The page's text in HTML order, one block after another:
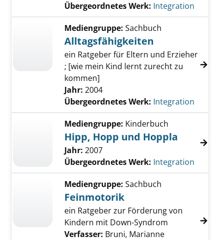
Übergeordnetes Werk: Integration
Mediengruppe: Sachbuch
Alltagsfähigkeiten
ein Ratgeber für Eltern und Erzieher
; [wie mein Kind lernt zurecht zu
kommen]
Jahr: 2004
Übergeordnetes Werk: Integration
Mediengruppe: Kinderbuch
Hipp, Hopp und Hoppla
Jahr: 2007
Übergeordnetes Werk: Integration
Mediengruppe: Sachbuch
Feinmotorik
ein Ratgeber zur Förderung von
Kindern mit Down-Syndrom
Verfasser: Bruni, Marianne